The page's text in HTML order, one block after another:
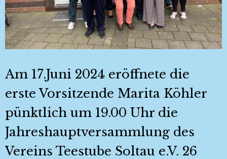
Am 17.Juni 2024 eröffnete die
erste Vorsitzende Marita Köhler
pünktlich um 19.00 Uhr die
Jahreshauptversammlung des
Vereins Teestube Soltau e.V. 26